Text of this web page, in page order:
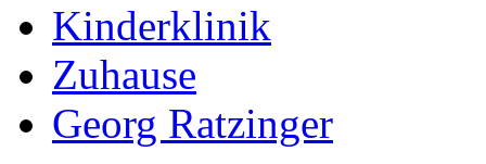
Kinderklinik
Zuhause
Georg Ratzinger